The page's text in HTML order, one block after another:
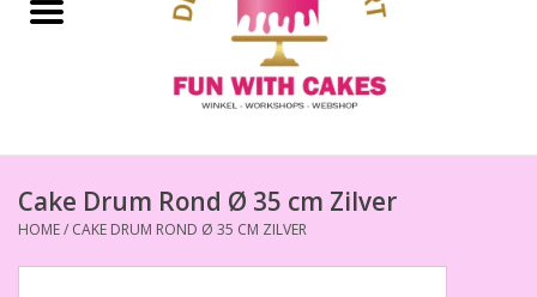
Decoreer Gereedschap
Cake Drum Rond Ø 35 cm Zilver
HOME/ CAKE DRUM ROND Ø 35 CM ZILVER